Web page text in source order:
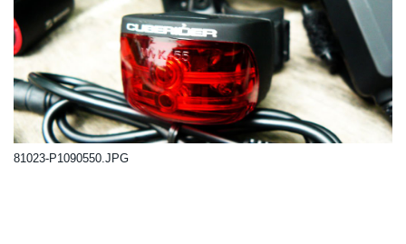
81023-P1090550.JPG